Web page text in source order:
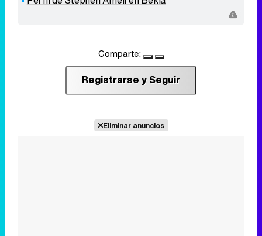
Comparte:
Registrarse y Seguir
Eliminar anuncios